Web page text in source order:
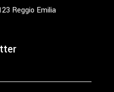
Reggio Emilia